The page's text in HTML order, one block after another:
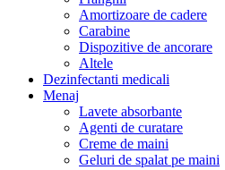
Amortizoare de cadere
Carabine
Dispozitive de ancorare
Altele
Dezinfectanti medicali
Menaj
Lavete absorbante
Agenti de curatare
Creme de maini
Geluri de spalat pe maini